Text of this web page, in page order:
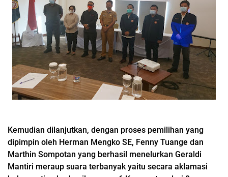
Kemudian dilanjutkan, dengan proses pemilihan yang
dipimpin oleh Herman Mengko SE, Fenny Tuange dan
Marthin Sompotan yang berhasil menelurkan Geraldi
Mantiri meraup suara terbanyak yaitu secara aklamasi